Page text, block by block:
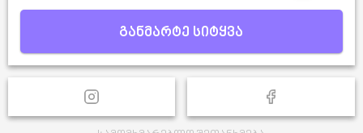
განმარტე სიტყვა